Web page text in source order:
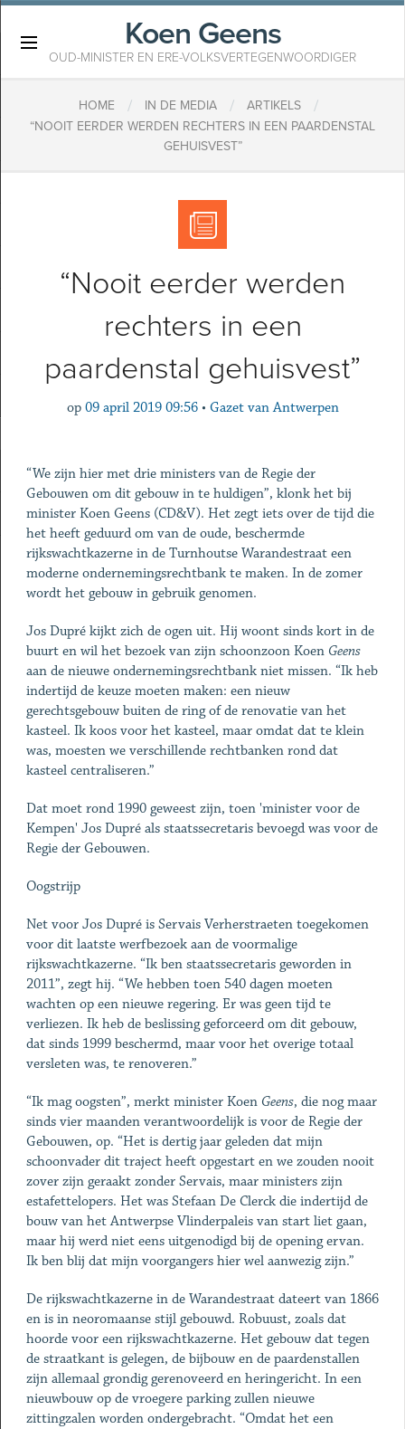
Koen Geens
OUD-MINISTER EN ERE-VOLKSVERTEGENWOORDIGER
HOME / IN DE MEDIA / ARTIKELS /
“NOOIT EERDER WERDEN RECHTERS IN EEN PAARDENSTAL
GEHUISVEST”
“Nooit eerder werden
rechters in een
paardenstal gehuisvest”
op 09 april 2019 09:56 • Gazet van Antwerpen
“We zijn hier met drie ministers van de Regie der
Gebouwen om dit gebouw in te huldigen”, klonk het bij
minister Koen Geens (CD&V). Het zegt iets over de tijd die
het heeft geduurd om van de oude, beschermde
rijkswachtkazerne in de Turnhoutse Warandestraat een
moderne ondernemingsrechtbank te maken. In de zomer
wordt het gebouw in gebruik genomen.
Jos Dupré kijkt zich de ogen uit. Hij woont sinds kort in de
buurt en wil het bezoek van zijn schoonzoon Koen Geens
aan de nieuwe ondernemingsrechtbank niet missen. “Ik heb
indertijd de keuze moeten maken: een nieuw
gerechtsgebouw buiten de ring of de renovatie van het
kasteel. Ik koos voor het kasteel, maar omdat dat te klein
was, moesten we verschillende rechtbanken rond dat
kasteel centraliseren.”
Dat moet rond 1990 geweest zijn, toen 'minister voor de
Kempen' Jos Dupré als staatssecretaris bevoegd was voor de
Regie der Gebouwen.
Oogstrijp
Net voor Jos Dupré is Servais Verherstraeten toegekomen
voor dit laatste werfbezoek aan de voormalige
rijkswachtkazerne. “Ik ben staatssecretaris geworden in
2011”, zegt hij. “We hebben toen 540 dagen moeten
wachten op een nieuwe regering. Er was geen tijd te
verliezen. Ik heb de beslissing geforceerd om dit gebouw,
dat sinds 1999 beschermd, maar voor het overige totaal
versleten was, te renoveren.”
“Ik mag oogsten”, merkt minister Koen Geens, die nog maar
sinds vier maanden verantwoordelijk is voor de Regie der
Gebouwen, op. “Het is dertig jaar geleden dat mijn
schoonvader dit traject heeft opgestart en we zouden nooit
zover zijn geraakt zonder Servais, maar ministers zijn
estafettelopers. Het was Stefaan De Clerck die indertijd de
bouw van het Antwerpse Vlinderpaleis van start liet gaan,
maar hij werd niet eens uitgenodigd bij de opening ervan.
Ik ben blij dat mijn voorgangers hier wel aanwezig zijn.”
De rijkswachtkazerne in de Warandestraat dateert van 1866
en is in neoromaanse stijl gebouwd. Robuust, zoals dat
hoorde voor een rijkswachtkazerne. Het gebouw dat tegen
de straatkant is gelegen, de bijbouw en de paardenstallen
zijn allemaal grondig gerenoveerd en heringericht. In een
nieuwbouw op de vroegere parking zullen nieuwe
zittingzalen worden ondergebracht. “Omdat het een